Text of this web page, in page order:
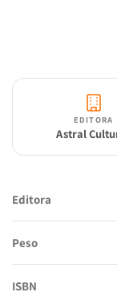
EDITORA
Astral
Editora
Peso
ISBN